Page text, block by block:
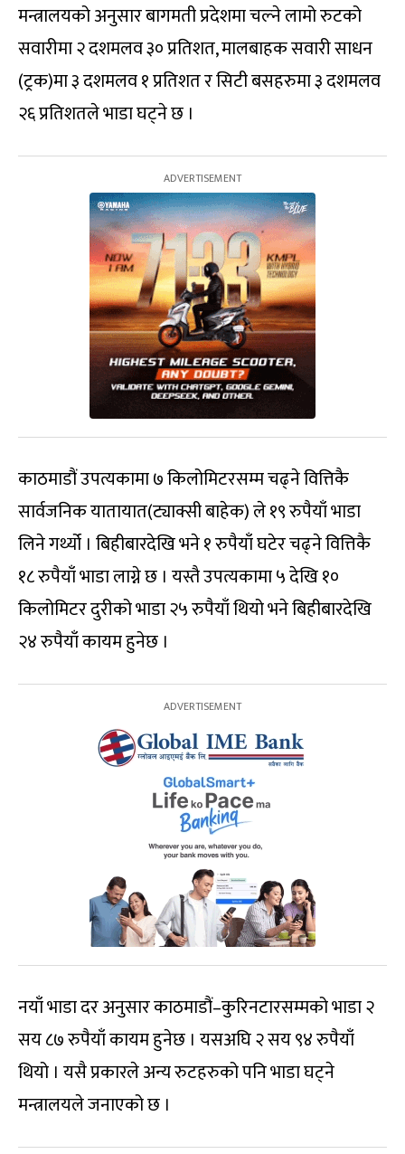
मन्त्रालयको अनुसार बागमती प्रदेशमा चल्ने लामो रुटको
सवारीमा २ दशमलव ३० प्रतिशत, मालबाहक सवारी साधन
(ट्रक)मा ३ दशमलव १ प्रतिशत र सिटी बसहरुमा ३ दशमलव
२६ प्रतिशतले भाडा घट्ने छ ।
काठमाडौं उपत्यकामा ७ किलोमिटरसम्म चढ्ने वित्तिकै
सार्वजनिक यातायात(ट्याक्सी बाहेक) ले १९ रुपैयाँ भाडा
लिने गर्थ्यो । बिहीबारदेखि भने १ रुपैयाँ घटेर चढ्ने वित्तिकै
१८ रुपैयाँ भाडा लाग्ने छ । यस्तै उपत्यकामा ५ देखि १०
किलोमिटर दुरीको भाडा २५ रुपैयाँ थियो भने बिहीबारदेखि
२४ रुपैयाँ कायम हुनेछ ।
नयाँ भाडा दर अनुसार काठमाडौं–कुरिनटारसम्मको भाडा २
सय ८७ रुपैयाँ कायम हुनेछ । यसअघि २ सय ९४ रुपैयाँ
थियो । यसै प्रकारले अन्य रुटहरुको पनि भाडा घट्ने
मन्त्रालयले जनाएको छ ।